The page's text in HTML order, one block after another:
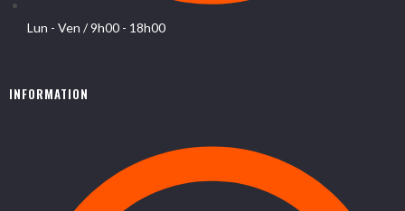
Lun - Ven / 9h00 - 18h00
INFORMATION